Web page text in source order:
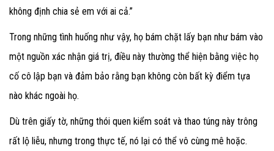
không định chia sẻ em với ai cả.”
Trong những tình huống như vậy, họ bám chặt lấy bạn như bám vào
một nguồn xác nhận giá trị, điều này thường thể hiện bằng việc họ
cố cô lập bạn và đảm bảo rằng bạn không còn bất kỳ điểm tựa
nào khác ngoài họ.
Dù trên giấy tờ, những thói quen kiểm soát và thao túng này trông
rất lộ liễu, nhưng trong thực tế, nó lại có thể vô cùng mê hoặc.